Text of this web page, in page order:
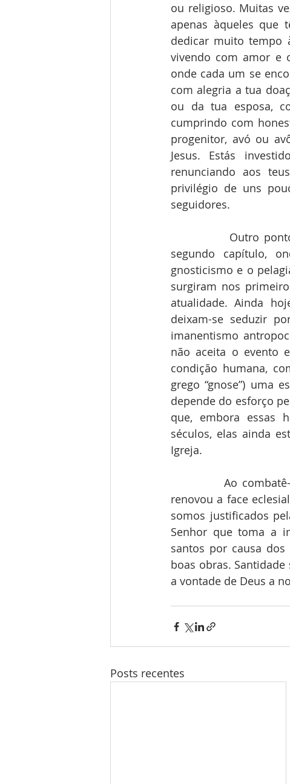
ou religioso. Muitas
apenas àqueles que
dedicar muito tempo
vivendo com amor e
onde cada um se
com alegria a tua
ou da tua esposa,
cumprindo com
progenitor, avó ou
Jesus. Estás
renunciando aos
privilégio de uns
seguidores.
segundo capítulo,
gnosticismo e o
surgiram nos
atualidade. Ainda
deixam-se seduzir
imanentismo
não aceita o evento
condição humana,
grego “gnose”) uma
depende do esforço
que, embora essas
séculos, elas ainda
Igreja.
            Ao combatê-las, o Papa apresenta para toda a Igreja um ensinamento que
renovou a face
somos justificados
Senhor que toma a
santos por causa
boas obras.
a vontade de Deus a
Posts recentes